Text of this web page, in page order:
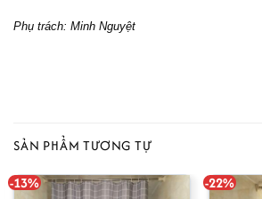
Phụ trách: Minh Nguyệt
SẢN PHẨM TƯƠNG TỰ
-13%
-22%